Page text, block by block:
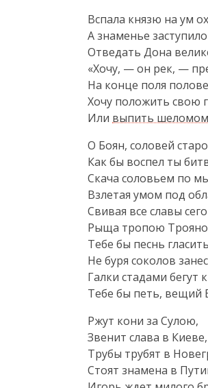
Вспала князю на ум
А знаменье
Отведать Дона
«Хочу, — он рек, —
На конце поля
Хочу положить свою
Или выпить
О Боян, соловей
Как бы воспел ты
Скача соловьем по
Взлетая умом под
Свивая все славы
Рыща тропою
Тебе бы песнь
Не буря соколов
Галки стадами бегут
Тебе бы петь, вещий
Ржут кони за Сулою,
Звенит слава в Киеве,
Трубы трубят в
Стоят знамена в